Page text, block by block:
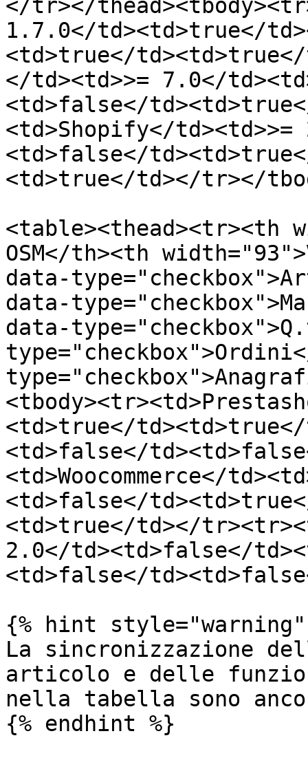
</tr></
1.7.0</td><td>true</
<td>true</td><td>true</
</td><td>>= 7.0</
<td>false</
<td>Shopify</
<td>false</
<td>true</td></tr></
<table><thead><tr><th
OSM</th><th
data-
data-
data-
<td>true</
<td>false</
<td>Woocommerce</
<td>false</
<td>true</td></
2.0</td><td>false</
<td>false</
{% hint style="warning"
La sincronizzazione
articolo e delle
nella tabella sono
{% endhint %}